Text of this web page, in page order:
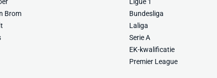
Brom
Bundesliga
Laliga
Serie A
EK-kwalificatie
Premier League